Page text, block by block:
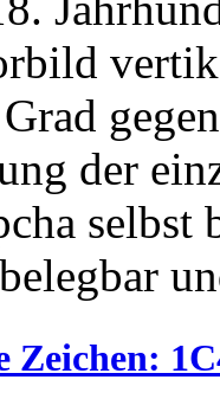
der
Zeichen: